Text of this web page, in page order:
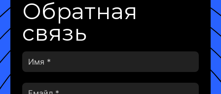
Обратная
связь